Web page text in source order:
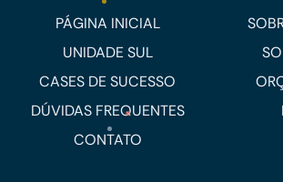
PÁGINA INICIAL
UNIDADE SUL
CASES DE SUCESSO
DÚVIDAS FREQUENTES
CONTATO